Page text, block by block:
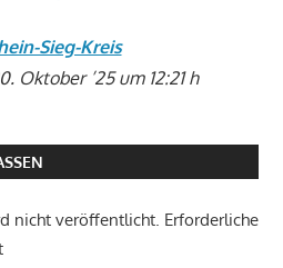
Sieg-Kreis
Oktober ’25 um 12:21 h
nicht veröffentlicht. Erforderliche